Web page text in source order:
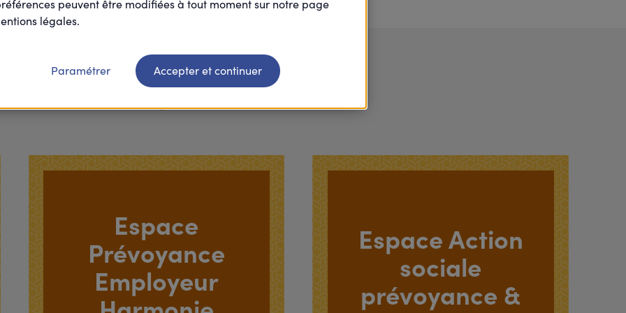
Vos espaces
Espace
Prévoyance
Employeur
Espace Action
sociale
prévoyance &
peuvent être modifiées à tout moment sur notre page
légales.
Paramétrer Accepter et continuer